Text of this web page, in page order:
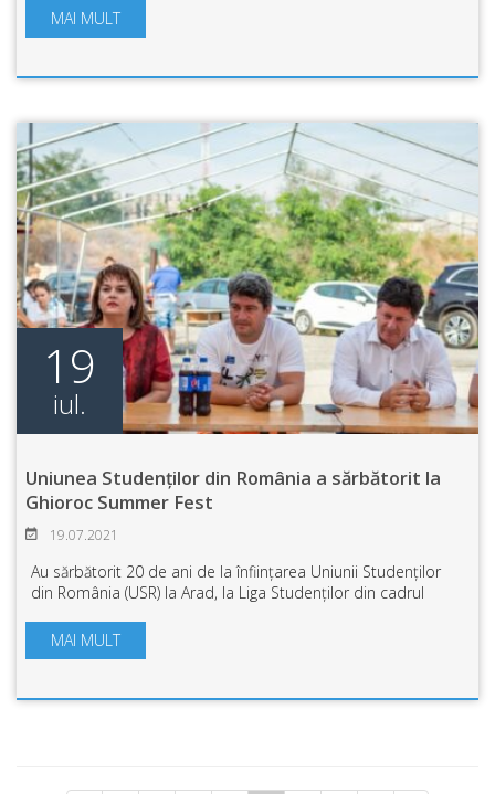
Seviciu a ofic...
MAI MULT
19
iul.
Uniunea Studenților din România a sărbătorit la
Ghioroc Summer Fest
19.07.2021
Au sărbătorit 20 de ani de la înființarea Uniunii Studenților
din România (USR) la Arad, la Liga Studenților din cadrul
mai multe cent...
MAI MULT